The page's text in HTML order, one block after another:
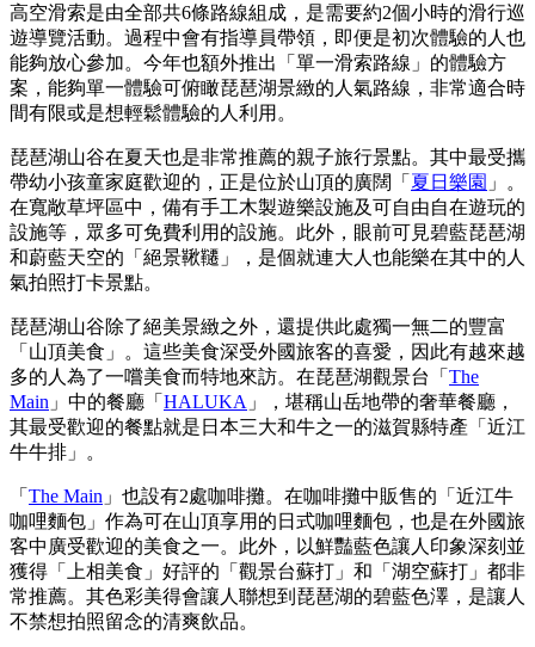
高空滑索是由全部共6條路線組成，是需要約2個小時的滑行巡
遊導覽活動。過程中會有指導員帶領，即便是初次體驗的人也
能夠放心參加。今年也額外推出「單一滑索路線」的體驗方
案，能夠單一體驗可俯瞰琵琶湖景緻的人氣路線，非常適合時
間有限或是想輕鬆體驗的人利用。
琵琶湖山谷在夏天也是非常推薦的親子旅行景點。其中最受攜
帶幼小孩童家庭歡迎的，正是位於山頂的廣闊「 夏日樂園 」。
在寬敞草坪區中，備有手工木製遊樂設施及可自由自在遊玩的
設施等，眾多可免費利用的設施。此外，眼前可見碧藍琵琶湖
和蔚藍天空的「絕景鞦韆」，是個就連大人也能樂在其中的人
氣拍照打卡景點。
琵琶湖山谷除了絕美景緻之外，還提供此處獨一無二的豐富
「山頂美食」。這些美食深受外國旅客的喜愛，因此有越來越
多的人為了一嚐美食而特地來訪。在琵琶湖觀景台「 The
Main 」中的餐廳「 HALUKA 」，堪稱山岳地帶的奢華餐廳，
其最受歡迎的餐點就是日本三大和牛之一的滋賀縣特產「近江
牛牛排」。
「 The Main 」也設有2處咖啡攤。在咖啡攤中販售的「近江牛
咖哩麵包」作為可在山頂享用的日式咖哩麵包，也是在外國旅
客中廣受歡迎的美食之一。此外，以鮮豔藍色讓人印象深刻並
獲得「上相美食」好評的「觀景台蘇打」和「湖空蘇打」都非
常推薦。其色彩美得會讓人聯想到琵琶湖的碧藍色澤，是讓人
不禁想拍照留念的清爽飲品。